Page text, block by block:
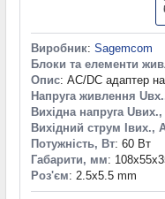
Виробник: Sagemcom
Блоки та елементи
Опис: AC/DC адаптер
Напруга живлення
Вихідна напруга
Вихідний струм Iвих.,
Потужність, Вт: 60 Вт
Габарити, мм:
Роз'єм: 2.5x5.5 mm